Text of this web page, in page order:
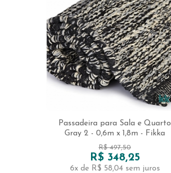
Passadeira para Sala e Quarto
Gray 2 - 0,6m x 1,8m - Fikka
R$ 497,50
R$ 348,25
6x de R$ 58,04 sem juros